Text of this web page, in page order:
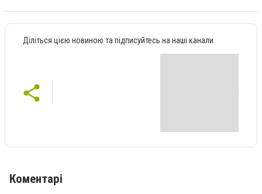
Діліться цією новиною та підписуйтесь на наші канали
Коментарі